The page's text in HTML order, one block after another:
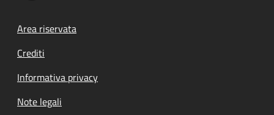
Footer menu
Area riservata
Crediti
Informativa privacy
Note legali